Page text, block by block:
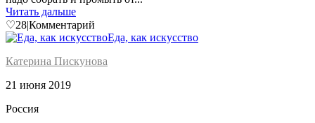
Читать дальше
♡28|Комментарий
Еда, как искусство
Катерина Пискунова
21 июня 2019
Россия